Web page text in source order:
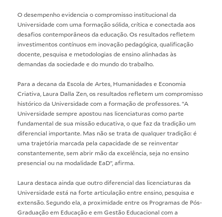
O desempenho evidencia o compromisso institucional da
Universidade com uma formação sólida, crítica e conectada aos
desafios contemporâneos da educação. Os resultados refletem
investimentos contínuos em inovação pedagógica, qualificação
docente, pesquisa e metodologias de ensino alinhadas às
demandas da sociedade e do mundo do trabalho.
Para a decana da Escola de Artes, Humanidades e Economia
Criativa, Laura Dalla Zen, os resultados refletem um compromisso
histórico da Universidade com a formação de professores. “A
Universidade sempre apostou nas licenciaturas como parte
fundamental de sua missão educativa, o que faz da tradição um
diferencial importante. Mas não se trata de qualquer tradição: é
uma trajetória marcada pela capacidade de se reinventar
constantemente, sem abrir mão da excelência, seja no ensino
presencial ou na modalidade EaD”, afirma.
Laura destaca ainda que outro diferencial das licenciaturas da
Universidade está na forte articulação entre ensino, pesquisa e
extensão. Segundo ela, a proximidade entre os Programas de Pós-
Graduação em Educação e em Gestão Educacional com a